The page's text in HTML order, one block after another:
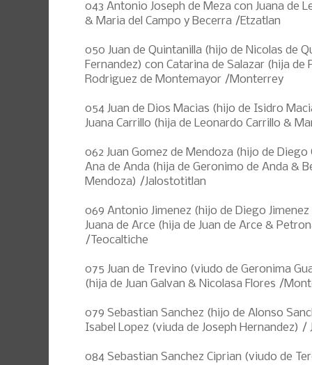
043 Antonio Joseph de Meza con Juana de
& Maria del Campo y Becerra /Etzatlan
050 Juan de Quintanilla (hijo de Nicolas de
Fernandez) con Catarina de Salazar (hija de
Rodriguez de Montemayor /Monterrey
054 Juan de Dios Macias (hijo de Isidro
Juana Carrillo (hija de Leonardo Carrillo &
062 Juan Gomez de Mendoza (hijo de
Ana de Anda (hija de Geronimo de Anda &
Mendoza) /Jalostotitlan
069 Antonio Jimenez (hijo de Diego
Juana de Arce (hija de Juan de Arce &
/Teocaltiche
075 Juan de Trevino (viudo de Geronima
(hija de Juan Galvan & Nicolasa Flores /
079 Sebastian Sanchez (hijo de Alonso
Isabel Lopez (viuda de Joseph Hernandez) /
084 Sebastian Sanchez Ciprian (viudo de